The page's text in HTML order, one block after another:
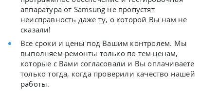
аппаратура от Samsung не пропустят
неисправность даже ту, о которой Вы нам не
сказали!
Все сроки и цены под Вашим контролем. Мы
выполняем ремонты только по тем ценам,
которые с Вами согласовали и Вы оплачиваете
только тогда, когда проверили качество нашей
работы.